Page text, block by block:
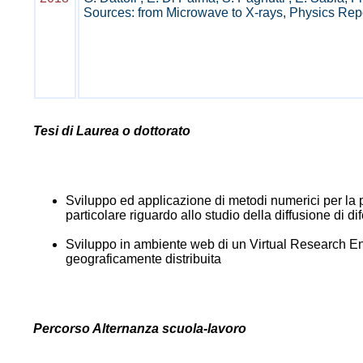
Sources: from Microwave to X-rays, Physics
Tesi di Laurea o dottorato
Sviluppo ed applicazione di metodi numerici per
particolare riguardo allo studio della diffusione di
Sviluppo in ambiente web di un Virtual Research
geograficamente distribuita
Percorso Alternanza scuola-lavoro